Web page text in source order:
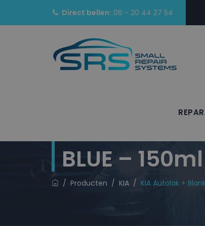
Direct bellen: 06 - 20 44 27 54
KIA Autolak
BLUE – 150ml
/ Producten / KIA / KIA Autolak +